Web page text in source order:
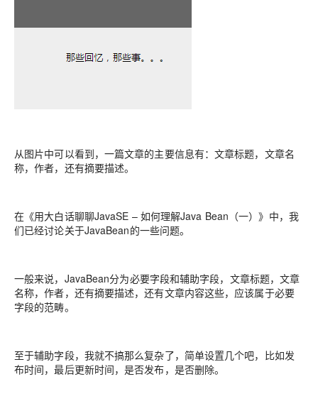
从图片中可以看到，一篇文章的主要信息有：文章标题，文章名
称，作者，还有摘要描述。
在《用大白话聊聊JavaSE – 如何理解Java Bean（一）》中，我
们已经讨论关于JavaBean的一些问题。
一般来说，JavaBean分为必要字段和辅助字段，文章标题，文章
名称，作者，还有摘要描述，还有文章内容这些，应该属于必要
字段的范畴。
至于辅助字段，我就不搞那么复杂了，简单设置几个吧，比如发
布时间，最后更新时间，是否发布，是否删除。